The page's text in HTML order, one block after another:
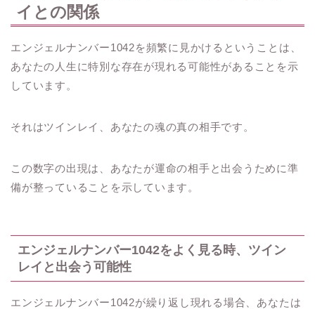
イとの関係
エンジェルナンバー1042を頻繁に見かけるということは、
あなたの人生に特別な存在が現れる可能性があることを示
しています。
それはツインレイ、あなたの魂の真の相手です。
この数字の出現は、あなたが運命の相手と出会うために準
備が整っていることを示しています。
エンジェルナンバー1042をよく見る時、ツイン
レイと出会う可能性
エンジェルナンバー1042が繰り返し現れる場合、あなたは